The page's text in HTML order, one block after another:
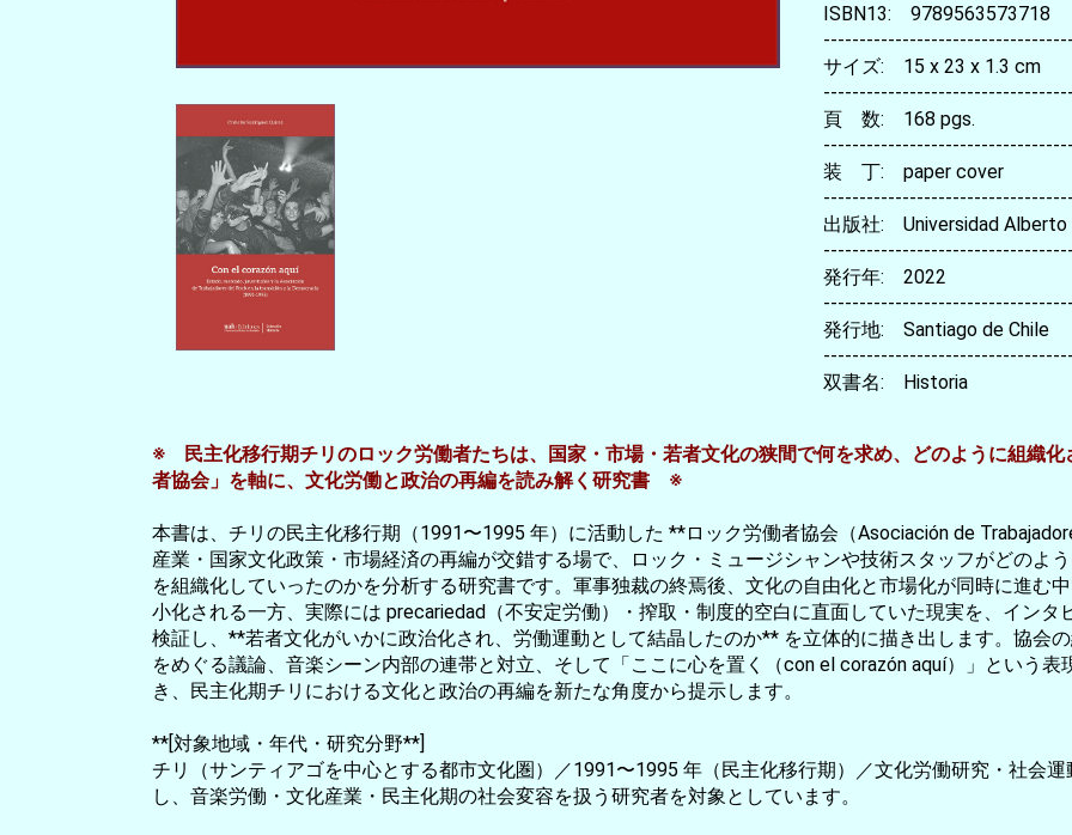
ISBN13: 9789563573718
-----------------------------------
サイズ: 15 x 23 x 1.3 cm
-----------------------------------
頁 数: 168 pgs.
-----------------------------------
装 丁: paper cover
-----------------------------------
出版社: Universidad Alberto
-----------------------------------
発行年: 2022
-----------------------------------
発行地: Santiago de Chile
-----------------------------------
双書名: Historia
※ 民主化移行期チリのロック労働者たちは、国家・市場・若者文化の狭間で何を求め、どのように組織
者協会」を軸に、文化労働と政治の再編を読み解く研究書 ※
本書は、チリの民主化移行期（1991〜1995 年）に活動した **ロック労働者協会（Asociación de
産業・国家文化政策・市場経済の再編が交錯する場で、ロック・ミュージシャンや技術スタッフがどのよ
を組織化していったのかを分析する研究書です。軍事独裁の終焉後、文化の自由化と市場化が同時に進む
小化される一方、実際には precariedad（不安定労働）・搾取・制度的空白に直面していた現実を、イン
検証し、**若者文化がいかに政治化され、労働運動として結晶したのか** を立体的に描き出します。協会
をめぐる議論、音楽シーン内部の連帯と対立、そして「ここに心を置く（con el corazón aquí）」という
き、民主化期チリにおける文化と政治の再編を新たな角度から提示します。
**[対象地域・年代・研究分野**]
チリ（サンティアゴを中心とする都市文化圏）／1991〜1995 年（民主化移行期）／文化労働研究・社会
し、音楽労働・文化産業・民主化期の社会変容を扱う研究者を対象としています。